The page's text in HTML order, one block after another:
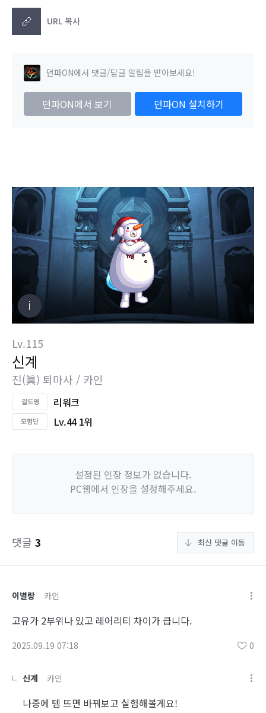
URL 복사
던파ON에서 댓글/답글 알림을 받아보세요!
던파ON에서 보기 던파ON 설치하기
Lv.115
신계
진(眞) 퇴마사 / 카인
리워크
Lv.44 1위
설정된 인장 정보가 없습니다.
PC웹에서 인장을 설정해주세요.
댓글 3 최신 댓글 이동
이별랑 카인
고유가 2부위나 있고 레어리티 차이가 큽니다.
2025.09.19 07:18 0
신계 카인
나중에 템 뜨면 바꿔보고 실험해볼게요!